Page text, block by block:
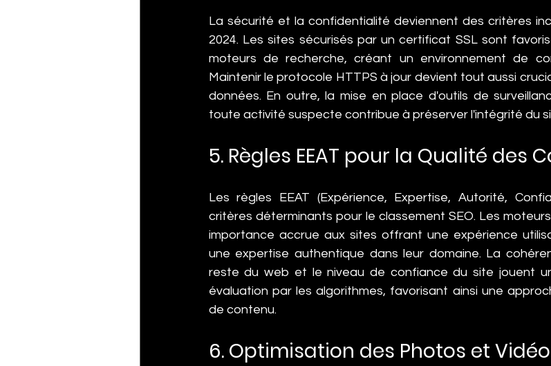
La sécurité et la confidentialité deviennent des critères
2024. Les sites sécurisés par un certificat SSL sont
moteurs de recherche, créant un environnement de
Maintenir le protocole HTTPS à jour devient tout aussi
données. En outre, la mise en place d'outils de
toute activité suspecte contribue à préserver l'intégrité du
5. Règles EEAT pour la Qualité des
Les règles EEAT (Expérience, Expertise, Autorité,
critères déterminants pour le classement SEO. Les
importance accrue aux sites offrant une expérience
une expertise authentique dans leur domaine. La
reste du web et le niveau de confiance du site jouent
évaluation par les algorithmes, favorisant ainsi une
de contenu.
6. Optimisation des Photos et